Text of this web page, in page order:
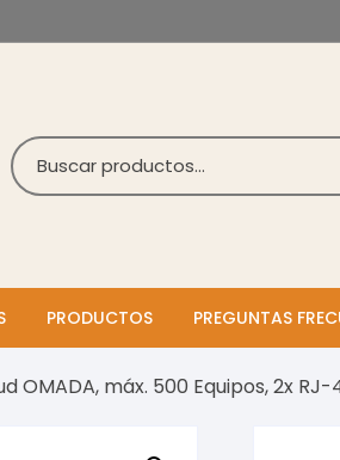
PRODUCTOS PREGUNTAS
máx. 500 Equipos, 2x RJ-